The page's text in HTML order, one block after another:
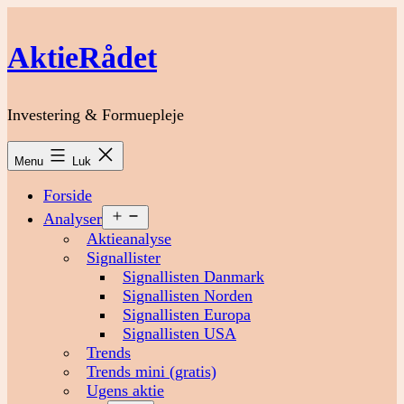
indhold
AktieRådet
Investering & Formuepleje
Menu Luk
Forside
Analyser
menu
Aktieanalyse
Signallister
Signallisten Danmark
Signallisten Norden
Signallisten Europa
Signallisten USA
Trends
Trends mini (gratis)
Ugens aktie